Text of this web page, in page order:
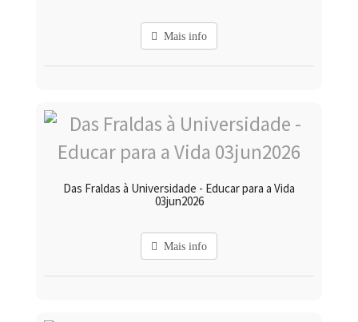
Mais info
Das Fraldas à Universidade - Educar para a Vida
03jun2026
Mais info